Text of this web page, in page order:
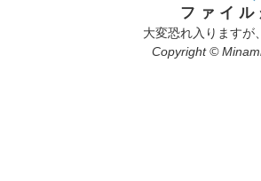
ファイ
大変恐れ入りますが
Copyright ©